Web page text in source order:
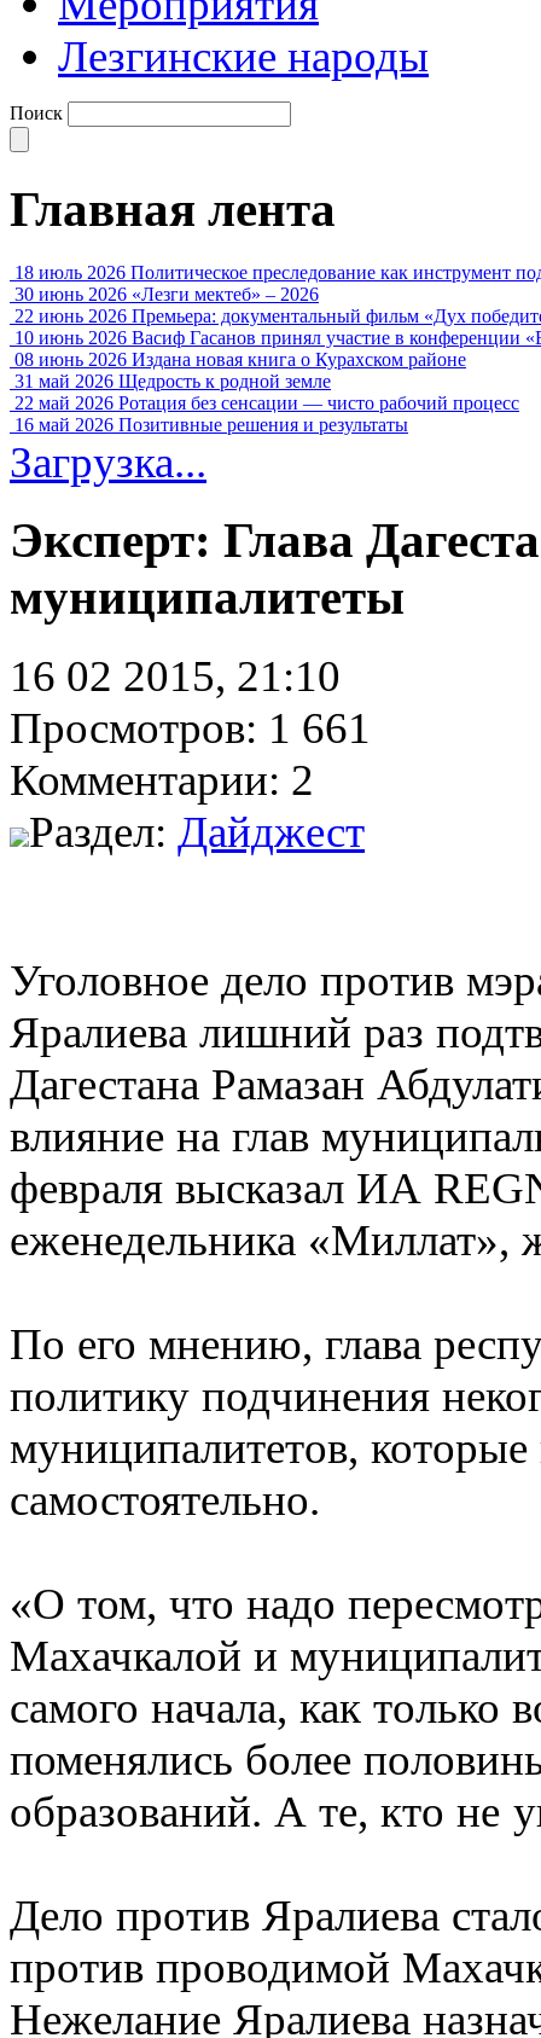
Лезгинские народы
Поиск
Главная лента
18 июль 2026 Политическое преследование как инструмент
30 июнь 2026 «Лезги мектеб» – 2026
22 июнь 2026 Премьера: документальный фильм «Дух
10 июнь 2026 Васиф Гасанов принял участие в конференции
08 июнь 2026 Издана новая книга о Курахском районе
31 май 2026 Щедрость к родной земле
22 май 2026 Ротация без сенсации — чисто рабочий процесс
16 май 2026 Позитивные решения и результаты
Загрузка...
Эксперт: Глава
муниципалитеты
16 02 2015, 21:10
Просмотров: 1 661
Комментарии: 2
Раздел: Дайджест
Уголовное дело против
Яралиева лишний раз
Дагестана Рамазан
влияние на глав
февраля высказал ИА
еженедельника «Миллат»,
По его мнению, глава
политику подчинения
муниципалитетов,
самостоятельно.
«О том, что надо
Махачкалой и
самого начала, как только
поменялись более
образований. А те, кто не
Дело против Яралиева
против проводимой
Нежелание Яралиева